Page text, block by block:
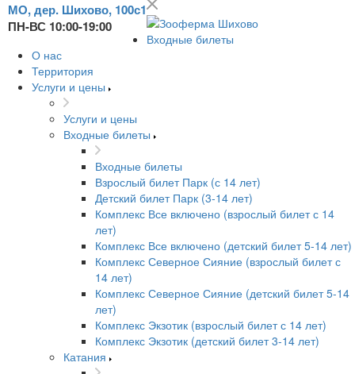
МО, дер. Шихово, 100с1
ПН-ВС 10:00-19:00
Входные билеты
О нас
Территория
Услуги и цены
Услуги и цены
Входные билеты
Входные билеты
Взрослый билет Парк (с 14 лет)
Детский билет Парк (3-14 лет)
Комплекс Все включено (взрослый билет с 14
лет)
Комплекс Все включено (детский билет 5-14 лет)
Комплекс Северное Сияние (взрослый билет с
14 лет)
Комплекс Северное Сияние (детский билет 5-14
лет)
Комплекс Экзотик (взрослый билет с 14 лет)
Комплекс Экзотик (детский билет 3-14 лет)
Катания